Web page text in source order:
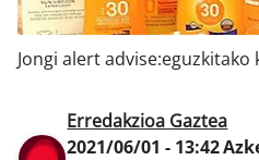
Jongi alert advise:eguzkitako
Erredakzioa Gaztea
2021/06/01 - 13:42